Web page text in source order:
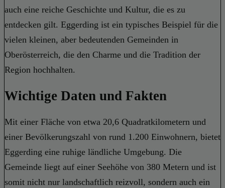
auch eine reiche Geschichte und Kultur, die es zu
entdecken gilt. Eggerding ist ein typisches Beispiel für die
vielen kleinen, aber bedeutenden Gemeinden in
Oberösterreich, die den Charme und die Tradition der
Region hochhalten.
Wichtige Daten und Fakten
Mit einer Fläche von etwa 20,6 Quadratkilometern und
einer Bevölkerungszahl von rund 1.200 Einwohnern, bietet
Eggerding eine ruhige ländliche Umgebung. Die
Gemeinde liegt auf einer Seehöhe von 380 Metern und ist
somit nicht nur landschaftlich reizvoll, sondern auch ein